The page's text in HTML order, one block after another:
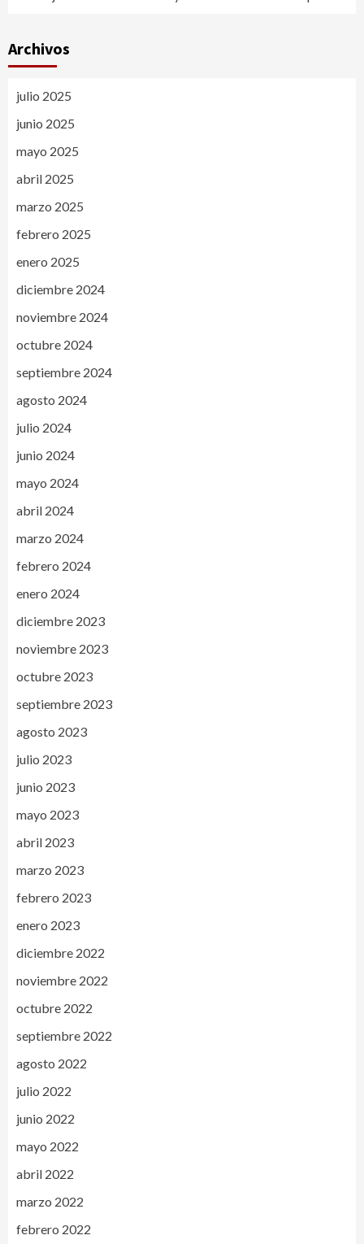
Archivos
julio 2025
junio 2025
mayo 2025
abril 2025
marzo 2025
febrero 2025
enero 2025
diciembre 2024
noviembre 2024
octubre 2024
septiembre 2024
agosto 2024
julio 2024
junio 2024
mayo 2024
abril 2024
marzo 2024
febrero 2024
enero 2024
diciembre 2023
noviembre 2023
octubre 2023
septiembre 2023
agosto 2023
julio 2023
junio 2023
mayo 2023
abril 2023
marzo 2023
febrero 2023
enero 2023
diciembre 2022
noviembre 2022
octubre 2022
septiembre 2022
agosto 2022
julio 2022
junio 2022
mayo 2022
abril 2022
marzo 2022
febrero 2022